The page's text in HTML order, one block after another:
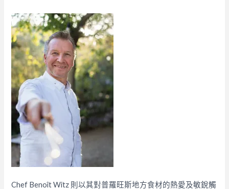
Chef Benoît Witz 則以其對普羅旺斯地方食材的熱愛及敏銳觸